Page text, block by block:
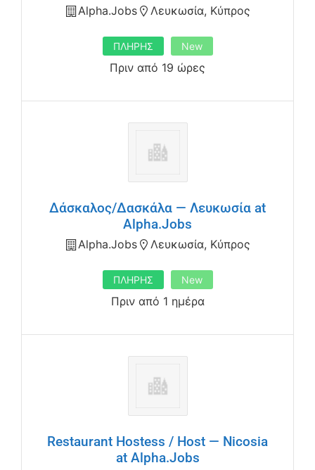
Alpha.jobs Λευκωσία, Κύπρος
ΠΛΗΡΗΣ New
Πριν από 19 ώρες
Δάσκαλος/Δασκάλα — Λευκωσία at
Alpha.Jobs
Alpha.jobs Λευκωσία, Κύπρος
ΠΛΗΡΗΣ New
Πριν από 1 ημέρα
Restaurant Hostess / Host — Nicosia
at Alpha.Jobs